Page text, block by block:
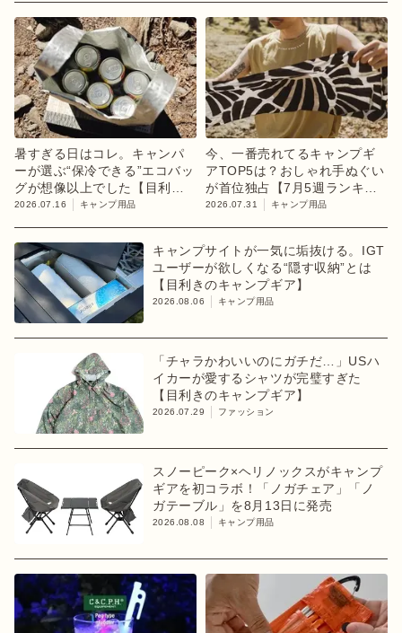
暑すぎる日はコレ。キャンパ
ーが選ぶ“保冷できる”エコバッ
グが想像以上でした【目利き
のキャンプギア】
2026.07.16 キャンプ用品
今、一番売れてるキャンプギ
アTOP5は？おしゃれ手ぬぐい
が首位独占【7月5週ランキン
グ】
2026.07.31 キャンプ用品
キャンプサイトが一気に垢抜ける。IGT
ユーザーが欲しくなる“隠す収納”とは
【目利きのキャンプギア】
2026.08.06 キャンプ用品
「チャラかわいいのにガチだ…」USハ
イカーが愛するシャツが完璧すぎた
【目利きのキャンプギア】
2026.07.29 ファッション
スノーピーク×ヘリノックスがキャンプ
ギアを初コラボ！「ノガチェア」「ノ
ガテーブル」を8月13日に発売
2026.08.08 キャンプ用品